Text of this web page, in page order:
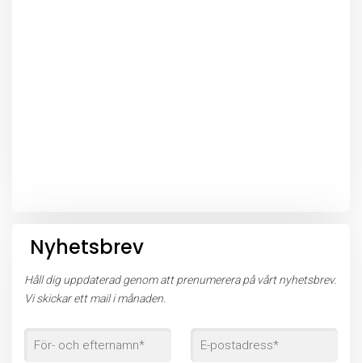
Nyhetsbrev
Håll dig uppdaterad genom att prenumerera på vårt nyhetsbrev.
Vi skickar ett mail i månaden.